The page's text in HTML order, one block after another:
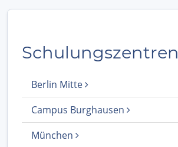
Schulungszentren
Berlin Mitte
Campus Burghausen
München